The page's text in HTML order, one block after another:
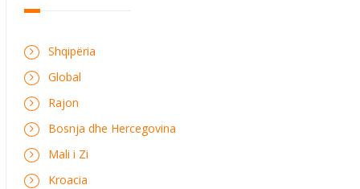
Shqipëria
Global
Rajon
Bosnja dhe Hercegovina
Mali i Zi
Kroacia